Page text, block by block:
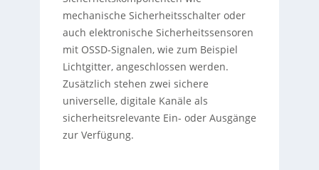
mechanische Sicherheitsschalter oder
auch elektronische Sicherheitssensoren
mit OSSD-Signalen, wie zum Beispiel
Lichtgitter, angeschlossen werden.
Zusätzlich stehen zwei sichere
universelle, digitale Kanäle als
sicherheitsrelevante Ein- oder Ausgänge
zur Verfügung.